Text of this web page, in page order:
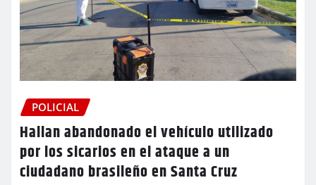
POLICIAL
Hallan abandonado el vehículo utilizado
por los sicarios en el ataque a un
ciudadano brasileño en Santa Cruz